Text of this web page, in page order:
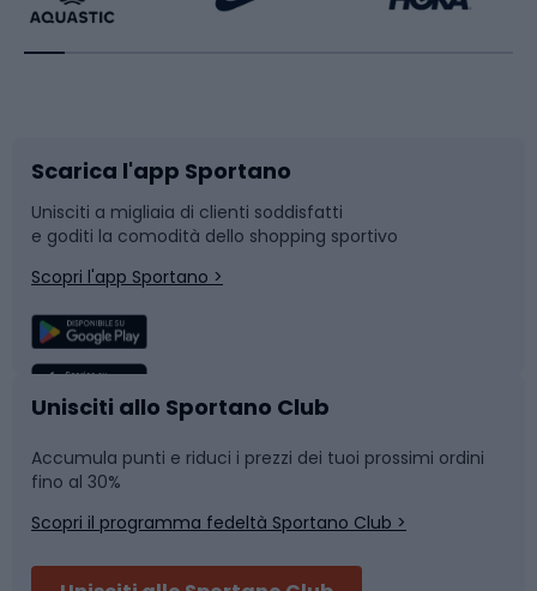
Bikepacking
Bushcraft
Corsa
Sport di squadra
Caschi da ciclismo
Skitouring
Sport con le racchette
Slitte e slittini
Snowboard
Camminata nordica
Nuoto
Pattinaggio
Scarica l'app Sportano
Unisciti a migliaia di clienti soddisfatti
e goditi la comodità dello shopping sportivo
Scopri l'app Sportano >
Unisciti allo Sportano Club
Accumula punti e riduci i prezzi dei tuoi prossimi ordini
fino al 30%
Scopri il programma fedeltà Sportano Club >